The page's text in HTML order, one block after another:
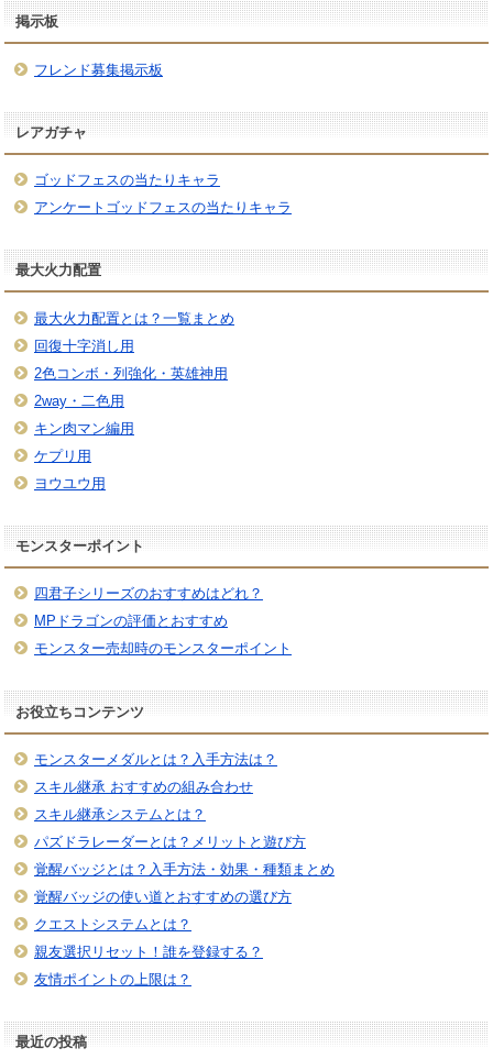
掲示板
フレンド募集掲示板
レアガチャ
ゴッドフェスの当たりキャラ
アンケートゴッドフェスの当たりキャラ
最大火力配置
最大火力配置とは？一覧まとめ
回復十字消し用
2色コンボ・列強化・英雄神用
2way・二色用
キン肉マン編用
ケプリ用
ヨウユウ用
モンスターポイント
四君子シリーズのおすすめはどれ？
MPドラゴンの評価とおすすめ
モンスター売却時のモンスターポイント
お役立ちコンテンツ
モンスターメダルとは？入手方法は？
スキル継承 おすすめの組み合わせ
スキル継承システムとは？
パズドラレーダーとは？メリットと遊び方
覚醒バッジとは？入手方法・効果・種類まとめ
覚醒バッジの使い道とおすすめの選び方
クエストシステムとは？
親友選択リセット！誰を登録する？
友情ポイントの上限は？
最近の投稿